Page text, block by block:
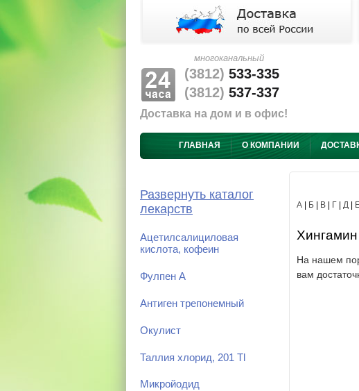
многоканальный
(3812) 533-335
(3812) 537-337
Доставка на дом и в офис!
ГЛАВНАЯ О КОМПАНИИ
Развернуть каталог
лекарств
Ацетилсалициловая
кислота, кофеин
Фулпен А
Антиген трепонемный
Окулист
Таллия хлорид, 201 Tl
Микройодид
А Б В Г Д
Хингамин
На нашем
вам